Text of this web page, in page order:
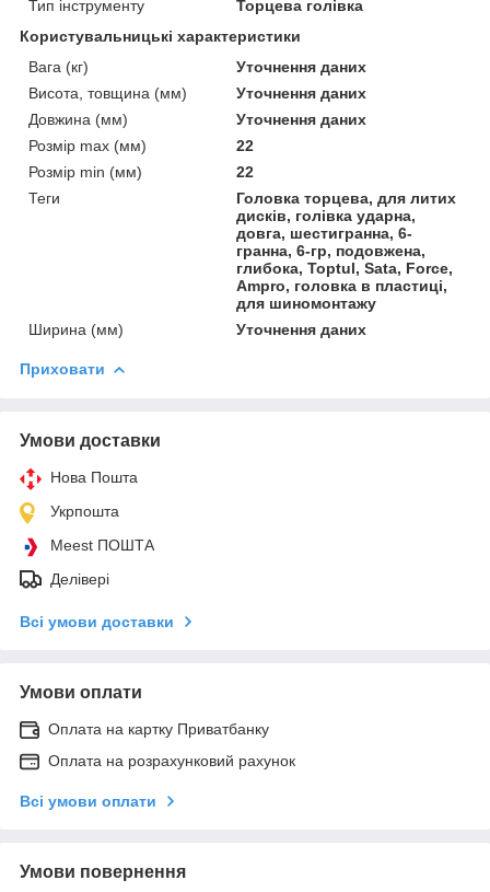
Тип інструменту
Торцева голівка
Користувальницькі характеристики
Вага (кг)
Уточнення даних
Висота, товщина (мм)
Уточнення даних
Довжина (мм)
Уточнення даних
Розмір max (мм)
22
Розмір min (мм)
22
Теги
Головка торцева, для литих
дисків, голівка ударна,
довга, шестигранна, 6-
гранна, 6-гр, подовжена,
глибока, Toptul, Sata, Force,
Ampro, головка в пластиці,
для шиномонтажу
Ширина (мм)
Уточнення даних
Приховати
Умови доставки
Нова Пошта
Укрпошта
Meest ПОШТА
Делівері
Всі умови доставки
Умови оплати
Оплата на картку Приватбанку
Оплата на розрахунковий рахунок
Всі умови оплати
Умови повернення